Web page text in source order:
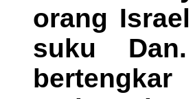
orang
suku